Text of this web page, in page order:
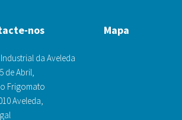
nos
da Aveleda
de Abril,
Frigomato
Aveleda,
Mapa